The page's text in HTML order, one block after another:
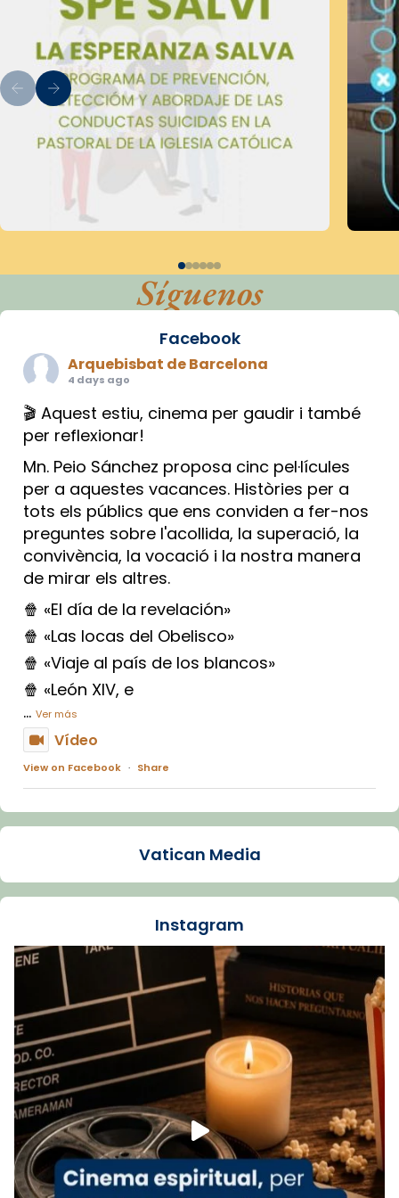
Síguenos
Facebook
Arquebisbat de Barcelona
4 days ago
🎬 Aquest estiu, cinema per gaudir i també
per reflexionar!
Mn. Peio Sánchez proposa cinc pel·lícules
per a aquestes vacances. Històries per a
tots els públics que ens conviden a fer-nos
preguntes sobre l'acollida, la superació, la
convivència, la vocació i la nostra manera
de mirar els altres.
🍿 «El día de la revelación»
🍿 «Las locas del Obelisco»
🍿 «Viaje al país de los blancos»
🍿 «León XIV, e
... Ver más
Vídeo
View on Facebook · Share
Arquebisbat de Barcelona
La Carmina va patir depressió. Fa gairebé
dos mesos, a l'Estadi Lluís Companys, la
Recupera l'entrevista comp
Vatican
tican News 👇
www.vaticannews.va/es/iglesia/news/2026-
07/carmina-historia-depresion-papa-viaje-
espana-testimoni...
Foto
View on Facebook · Share
Arquebisbat de Barcelona
2 weeks ago
Vatican Media
Instagram